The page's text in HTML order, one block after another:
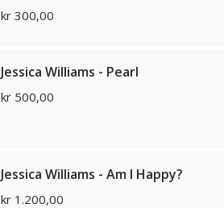
kr300,00
Jessica Williams - Pearl
kr500,00
Jessica Williams - Am I Happy?
kr1.200,00